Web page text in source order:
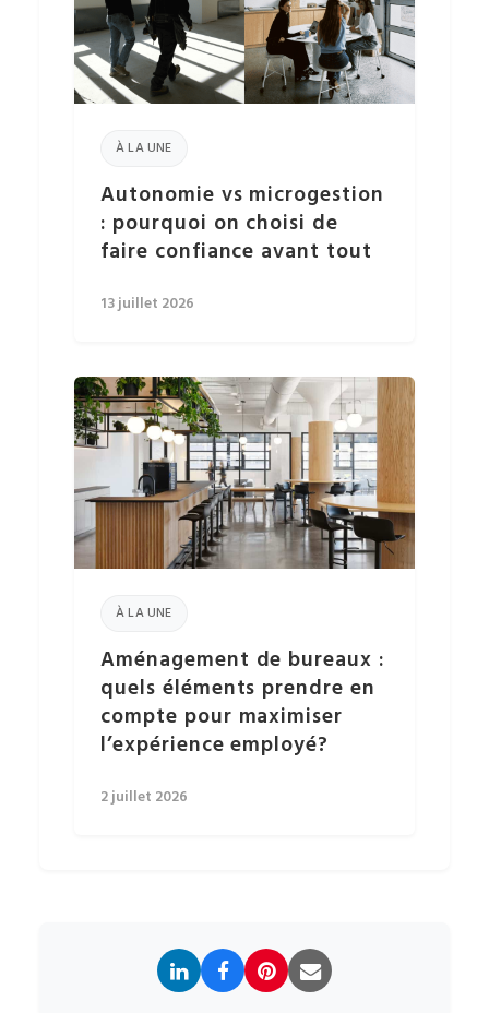
À LA UNE
Autonomie vs microgestion
: pourquoi on choisi de
faire confiance avant tout
13 juillet 2026
À LA UNE
Aménagement de bureaux :
quels éléments prendre en
compte pour maximiser
l’expérience employé?
2 juillet 2026